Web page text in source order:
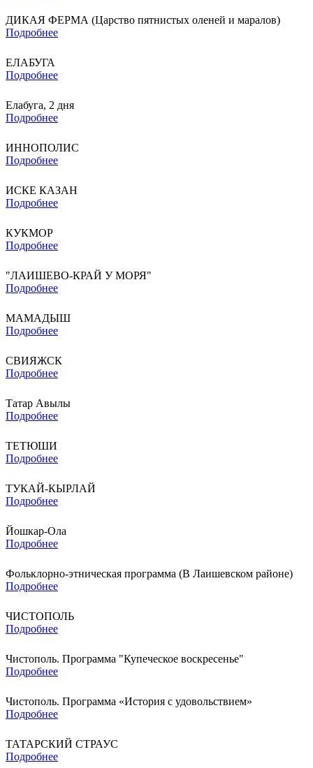
ДИКАЯ ФЕРМА (Царство пятнистых оленей и маралов)
Подробнее
ЕЛАБУГА
Подробнее
Елабуга, 2 дня
Подробнее
ИННОПОЛИС
Подробнее
ИСКЕ КАЗАН
Подробнее
КУКМОР
Подробнее
"ЛАИШЕВО-КРАЙ У МОРЯ"
Подробнее
МАМАДЫШ
Подробнее
СВИЯЖСК
Подробнее
Татар Авылы
Подробнее
ТЕТЮШИ
Подробнее
ТУКАЙ-КЫРЛАЙ
Подробнее
Йошкар-Ола
Подробнее
Фольклорно-этническая программа (В Лаишевском районе)
Подробнее
ЧИСТОПОЛЬ
Подробнее
Чистополь. Программа "Купеческое воскресенье"
Подробнее
Чистополь. Программа «История с удовольствием»
Подробнее
ТАТАРСКИЙ СТРАУС
Подробнее